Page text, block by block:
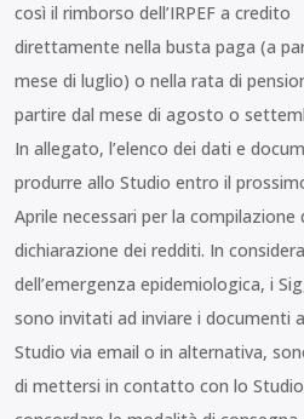
così il rimborso dell’IRPEF a credito
direttamente nella busta paga (a
mese di luglio) o nella rata di
partire dal mese di agosto o
In allegato, l’elenco dei dati e
produrre allo Studio entro il
Aprile necessari per la compilazione
dichiarazione dei redditi. In
dell’emergenza epidemiologica, i
sono invitati ad inviare i documenti
Studio via email o in alternativa,
di mettersi in contatto con lo